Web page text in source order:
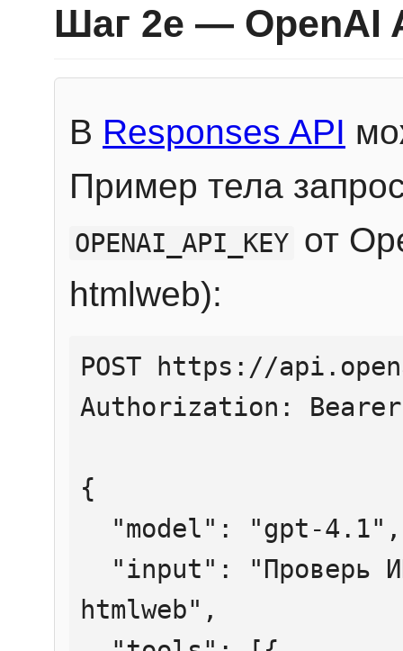
Шаг 2e — OpenAI
В Responses API
Пример тела
OPENAI_API_KEY от
htmlweb):
POST https://
Authorization:
{
htmlweb",